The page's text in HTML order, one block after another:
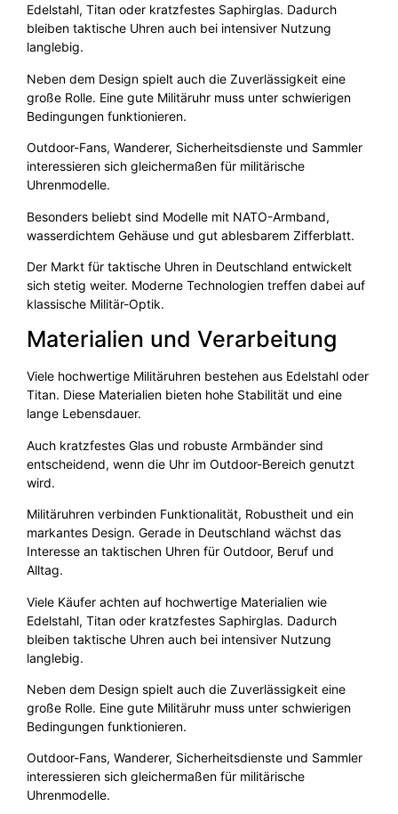
Edelstahl, Titan oder kratzfestes Saphirglas. Dadurch
bleiben taktische Uhren auch bei intensiver Nutzung
langlebig.
Neben dem Design spielt auch die Zuverlässigkeit eine
große Rolle. Eine gute Militäruhr muss unter schwierigen
Bedingungen funktionieren.
Outdoor-Fans, Wanderer, Sicherheitsdienste und Sammler
interessieren sich gleichermaßen für militärische
Uhrenmodelle.
Besonders beliebt sind Modelle mit NATO-Armband,
wasserdichtem Gehäuse und gut ablesbarem Zifferblatt.
Der Markt für taktische Uhren in Deutschland entwickelt
sich stetig weiter. Moderne Technologien treffen dabei auf
klassische Militär-Optik.
Materialien und Verarbeitung
Viele hochwertige Militäruhren bestehen aus Edelstahl oder
Titan. Diese Materialien bieten hohe Stabilität und eine
lange Lebensdauer.
Auch kratzfestes Glas und robuste Armbänder sind
entscheidend, wenn die Uhr im Outdoor-Bereich genutzt
wird.
Militäruhren verbinden Funktionalität, Robustheit und ein
markantes Design. Gerade in Deutschland wächst das
Interesse an taktischen Uhren für Outdoor, Beruf und
Alltag.
Viele Käufer achten auf hochwertige Materialien wie
Edelstahl, Titan oder kratzfestes Saphirglas. Dadurch
bleiben taktische Uhren auch bei intensiver Nutzung
langlebig.
Neben dem Design spielt auch die Zuverlässigkeit eine
große Rolle. Eine gute Militäruhr muss unter schwierigen
Bedingungen funktionieren.
Outdoor-Fans, Wanderer, Sicherheitsdienste und Sammler
interessieren sich gleichermaßen für militärische
Uhrenmodelle.